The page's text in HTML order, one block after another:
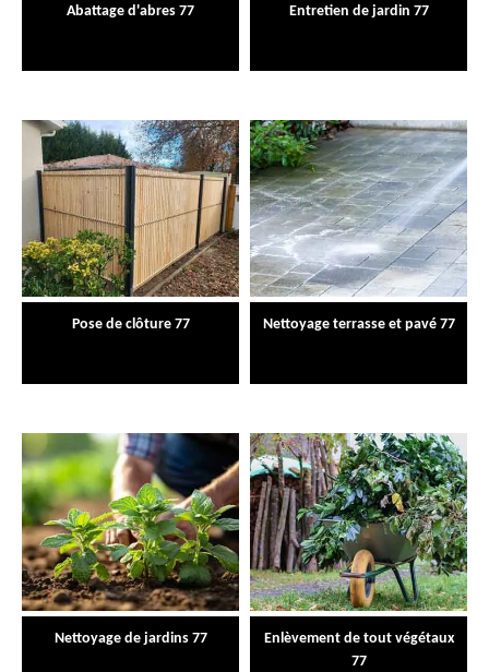
Abattage d'abres 77 Entretien de jardin 77
Pose de clôture 77 Nettoyage terrasse et pavé 77
Nettoyage de jardins 77
Enlèvement de tout végétaux
77